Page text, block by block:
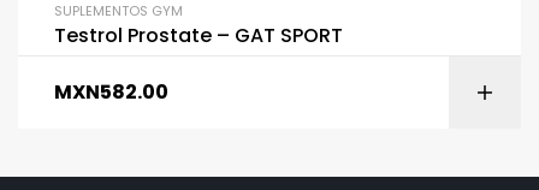
SUPLEMENTOS GYM
Testrol Prostate – GAT SPORT
MXN582.00